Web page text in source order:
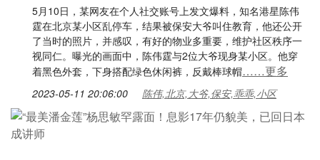
5月10日，某网友在个人社交账号上发文爆料，知名港星陈伟
霆在北京某小区乱停车，结果被保安大爷叫住教育，他还公开
了当时的照片，并感叹，有好的物业多重要，维护社区秩序一
视同仁。曝光的画面中，陈伟霆与2位大爷现身某小区。他穿
着黑色外套，下身搭配绿色休闲裤，反戴棒球帽……更多
2023-05-11 20:06:00 陈伟,北京,大爷,保安,乖乖,小区